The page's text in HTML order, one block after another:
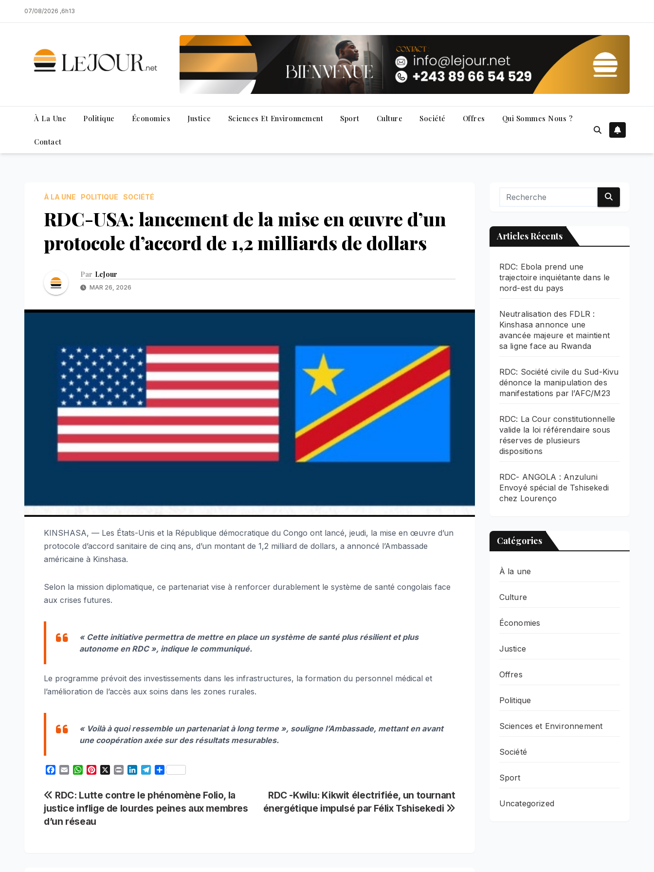
to
07/08/2026 ,6h13
À La Une Politique Économies Justice Sciences Et Environnement Sport Culture Société Offres Qui Sommes Nous ?
Contact
À LA UNE POLITIQUE SOCIÉTÉ
RDC-USA: lancement de la mise en œuvre d’un
protocole d’accord de 1,2 milliards de dollars
Par LeJour
MAR 26, 2026
KINSHASA, — Les États-Unis et la République démocratique du Congo ont lancé, jeudi, la mise en œuvre d’un
protocole d’accord sanitaire de cinq ans, d’un montant de 1,2 milliard de dollars, a annoncé l’Ambassade
américaine à Kinshasa.
Selon la mission diplomatique, ce partenariat vise à renforcer durablement le système de santé congolais face
aux crises futures.
« Cette initiative permettra de mettre en place un système de santé plus résilient et plus
autonome en RDC », indique le communiqué.
Le programme prévoit des investissements dans les infrastructures, la formation du personnel médical et
l’amélioration de l’accès aux soins dans les zones rurales.
« Voilà à quoi ressemble un partenariat à long terme », souligne l’Ambassade, mettant en avant
une coopération axée sur des résultats mesurables.
e
b
o
o
i
l
W
t
s
A
p
t
e
n
t
k
e
e
g
S
r
e
Navigation
de
RDC -Kwilu: Kikwit électrifiée, un tournant
énergétique impulsé par Félix Tshisekedi
RDC: Lutte contre le phénomène Folio, la
justice inflige de lourdes peines aux membres
d’un réseau
Articles Récents
RDC: Ebola prend une
trajectoire inquiétante dans le
nord-est du pays
Neutralisation des FDLR :
Kinshasa annonce une
avancée majeure et maintient
sa ligne face au Rwanda
RDC: Société civile du Sud-Kivu
dénonce la manipulation des
manifestations par l’AFC/M23
RDC: La Cour constitutionnelle
valide la loi référendaire sous
réserves de plusieurs
dispositions
RDC- ANGOLA : Anzuluni
Envoyé spécial de Tshisekedi
chez Lourenço
Catégories
À la une
Culture
Économies
Justice
Offres
Politique
Sciences et Environnement
Société
Sport
Uncategorized